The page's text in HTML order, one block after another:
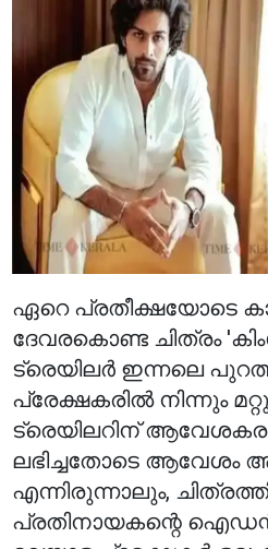
ഏറെ പ്രതീക്ഷയോടെ
ദേവരകൊണ്ട ചിത്രം
ട്രെയിലർ ഇന്നലെ
പ്രേക്ഷകരിൽ നിന്നും
ട്രെയിലറിന്
ലഭിച്ചതോടെ ആവേശം
എന്നിരുന്നാലും,
പ്രതിനായകന്റെ